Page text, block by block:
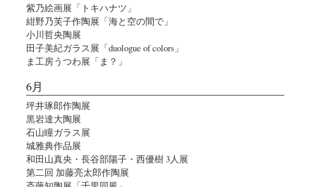
紫乃絵画展「トキハナツ」
紺野乃芙子作陶展「海と空の間で」
小川哲央陶展
田子美紀ガラス展「duologue of colors」
ま工房うつわ展「ま？」
6月
坪井琢郎作陶展
黒岩達大陶展
石山瞳ガラス展
城雅典作品展
和田山真央・長谷部陽子・西優樹 3人展
第二回 加藤亮太郎作陶展